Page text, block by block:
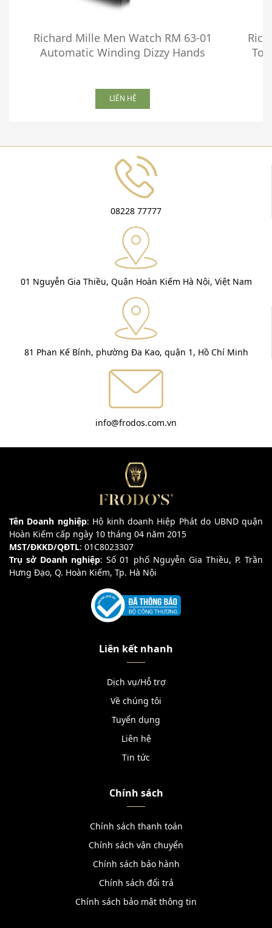
Richard Mille Men Watch RM 63-01
Automatic Winding Dizzy Hands
LIÊN HỆ
08228 77777
01 Nguyễn Gia Thiều, Quận Hoàn Kiếm Hà Nội, Việt Nam
81 Phan Kế Bính, phường Đa Kao, quận 1, Hồ Chí Minh
info@frodos.com.vn
Tên Doanh nghiệp: Hộ kinh doanh Hiệp Phát do UBND quận
Hoàn Kiếm cấp ngày 10 tháng 04 năm 2015
MST/ĐKKD/QĐTL: 01C8023307
Trụ sở Doanh nghiệp: Số 01 phố Nguyễn Gia Thiều, P. Trần
Hưng Đạo, Q. Hoàn Kiếm, Tp. Hà Nội
Liên kết nhanh
Dịch vụ/Hỗ trợ
Về chúng tôi
Tuyển dụng
Liên hệ
Tin tức
Chính sách
Chính sách thanh toán
Chính sách vận chuyển
Chính sách bảo hành
Chính sách đổi trả
Chính sách bảo mật thông tin